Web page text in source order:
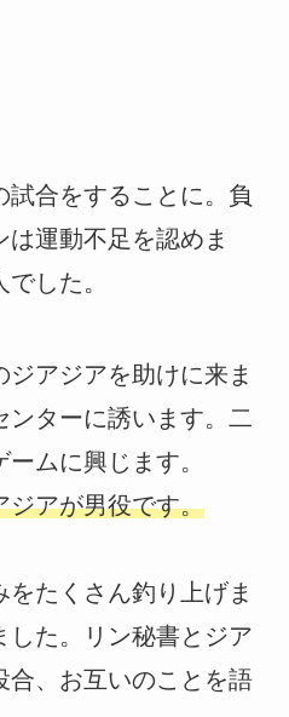
合をすることに。負
運動不足を認めま
した。
ジアジアを助けに来ま
ンターに誘います。二
ムに興じます。
ジアが男役です。
をたくさん釣り上げま
した。リン秘書とジア
合、お互いのことを語